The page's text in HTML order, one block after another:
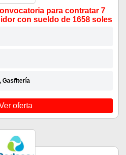
para contratar 7
con sueldo de 1658 soles
Gasfitería
oferta